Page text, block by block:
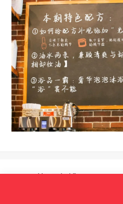
美in百好博